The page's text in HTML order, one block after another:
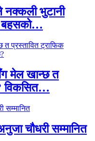
नक्कली भुटानी
बहसको…
मेल खान्छ त
विकसित…
चौधरी सम्मानित